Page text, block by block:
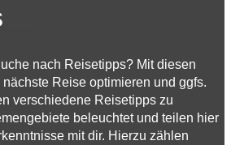
nach Reisetipps? Mit diesen
Reise optimieren und ggfs.
verschiedene Reisetipps zu
beleuchtet und teilen hier
mit dir. Hierzu zählen